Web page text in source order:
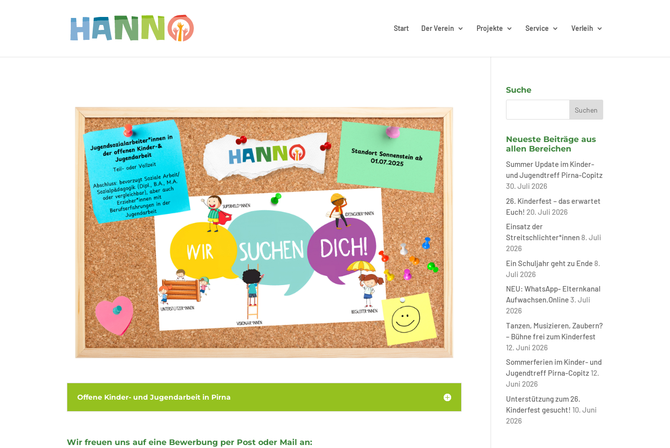
Start Der Verein Projekte Service Verleih
Offene Kinder- und Jugendarbeit in Pirna
Wir freuen uns auf eine Bewerbung per Post oder Mail an:
Suche
Neueste Beiträge aus
allen Bereichen
Summer Update im Kinder-
und Jugendtreff Pirna-Copitz
30. Juli 2026
26. Kinderfest – das erwartet
Euch! 20. Juli 2026
Einsatz der
Streitschlichter*innen 8. Juli
2026
Ein Schuljahr geht zu Ende 8.
Juli 2026
NEU: WhatsApp- Elternkanal
Aufwachsen.Online3. Juli
2026
Tanzen, Musizieren, Zaubern?
– Bühne frei zum Kinderfest
12. Juni 2026
Sommerferien im Kinder- und
Jugendtreff Pirna-Copitz12.
Juni 2026
Unterstützung zum 26.
Kinderfest gesucht! 10. Juni
2026